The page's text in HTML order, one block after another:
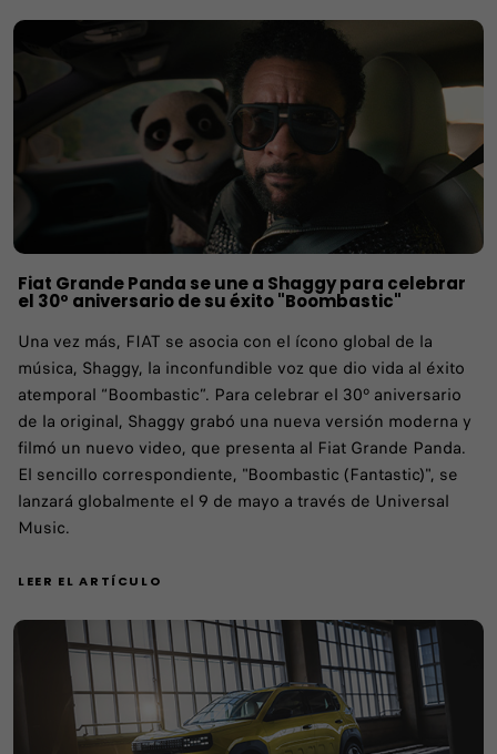
Fiat Grande Panda se une a Shaggy para celebrar
el 30º aniversario de su éxito "Boombastic"
Una vez más, FIAT se asocia con el ícono global de la
música, Shaggy, la inconfundible voz que dio vida al éxito
atemporal “Boombastic”. Para celebrar el 30º aniversario
de la original, Shaggy grabó una nueva versión moderna y
filmó un nuevo video, que presenta al Fiat Grande Panda.
El sencillo correspondiente, "Boombastic (Fantastic)", se
lanzará globalmente el 9 de mayo a través de Universal
Music.
LEER EL ARTÍCULO